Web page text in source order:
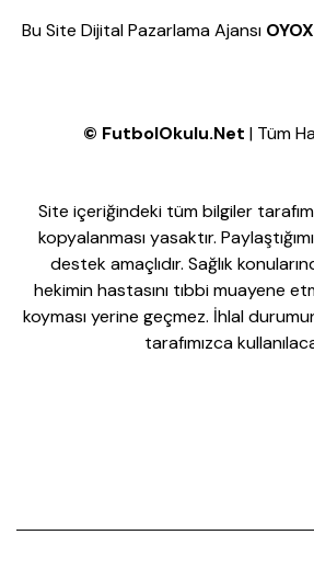
Bu Site Dijital Pazarlama Ajansı OYOX
© FutbolOkulu.Net | Tüm
Site içeriğindeki tüm bilgiler
kopyalanması yasaktır.
destek amaçlıdır. Sağlık
hekimin hastasını tıbbi muayene
koyması yerine geçmez. İhlal
tarafımızca